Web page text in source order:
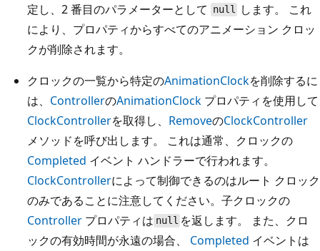
定し、2 番目のパラメーターとして
null
します。 これ
により、プロパティからすべてのアニメーション クロッ
クが削除されます。
クロックの一覧から特定のAnimationClockを削除するに
は、 ControllerのAnimationClock プロパティを使用して
ClockControllerを取得し、 RemoveのClockController
メソッドを呼び出します。 これは通常、クロックの
Completed イベント ハンドラーで行われます。
ClockControllerによって制御できるのはルート クロック
のみであることに注意してください。子クロックの
Controller プロパティは null を返します。 また、クロ
ックの有効時間が永遠の場合、 Completed イベントは